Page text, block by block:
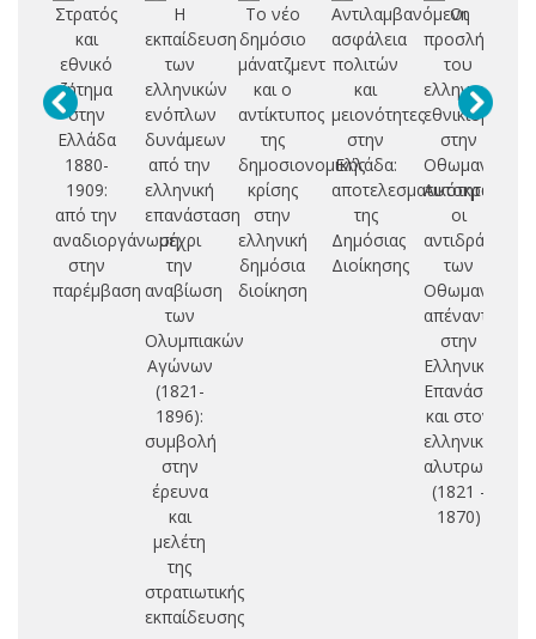
Στρατός
και
εθνικό
ζήτημα
στην
Ελλάδα
1880-
1909:
από την
αναδιοργάνωση
στην
παρέμβαση
Η
εκπαίδευση
των
ελληνικών
ενόπλων
δυνάμεων
από την
ελληνική
επανάσταση
μέχρι
την
αναβίωση
των
Ολυμπιακών
Αγώνων
(1821-
1896):
συμβολή
στην
έρευνα
και
μελέτη
της
στρατιωτικής
εκπαίδευσης
Το νέο
δημόσιο
μάνατζμεντ
και ο
αντίκτυπος
της
δημοσιονομικής
κρίσης
στην
ελληνική
δημόσια
διοίκηση
Αντιλαμβανόμενη
ασφάλεια
πολιτών
και
μειονότητες
στην
Ελλάδα:
αποτελεσματικότητα
της
Δημόσιας
Διοίκησης
Οι
προσλήψεις
του
ελληνικού
εθνικισμού
στην
Οθωμανική
Αυτοκρατορία:
οι
αντιδράσεις
των
Οθωμανών
απέναντι
στην
Ελληνική
Επανάσταση
και στον
ελληνικό
αλυτρωτισμό
(1821 -
1870)